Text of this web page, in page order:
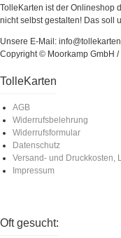
TolleKarten ist der Onlineshop
nicht selbst gestalten! Das soll
Unsere E-Mail:
Copyright © Moorkamp GmbH /
TolleKarten
AGB
Widerrufsbelehrung
Widerrufsformular
Datenschutz
Versand- und Druckkosten,
Impressum
Oft gesucht: